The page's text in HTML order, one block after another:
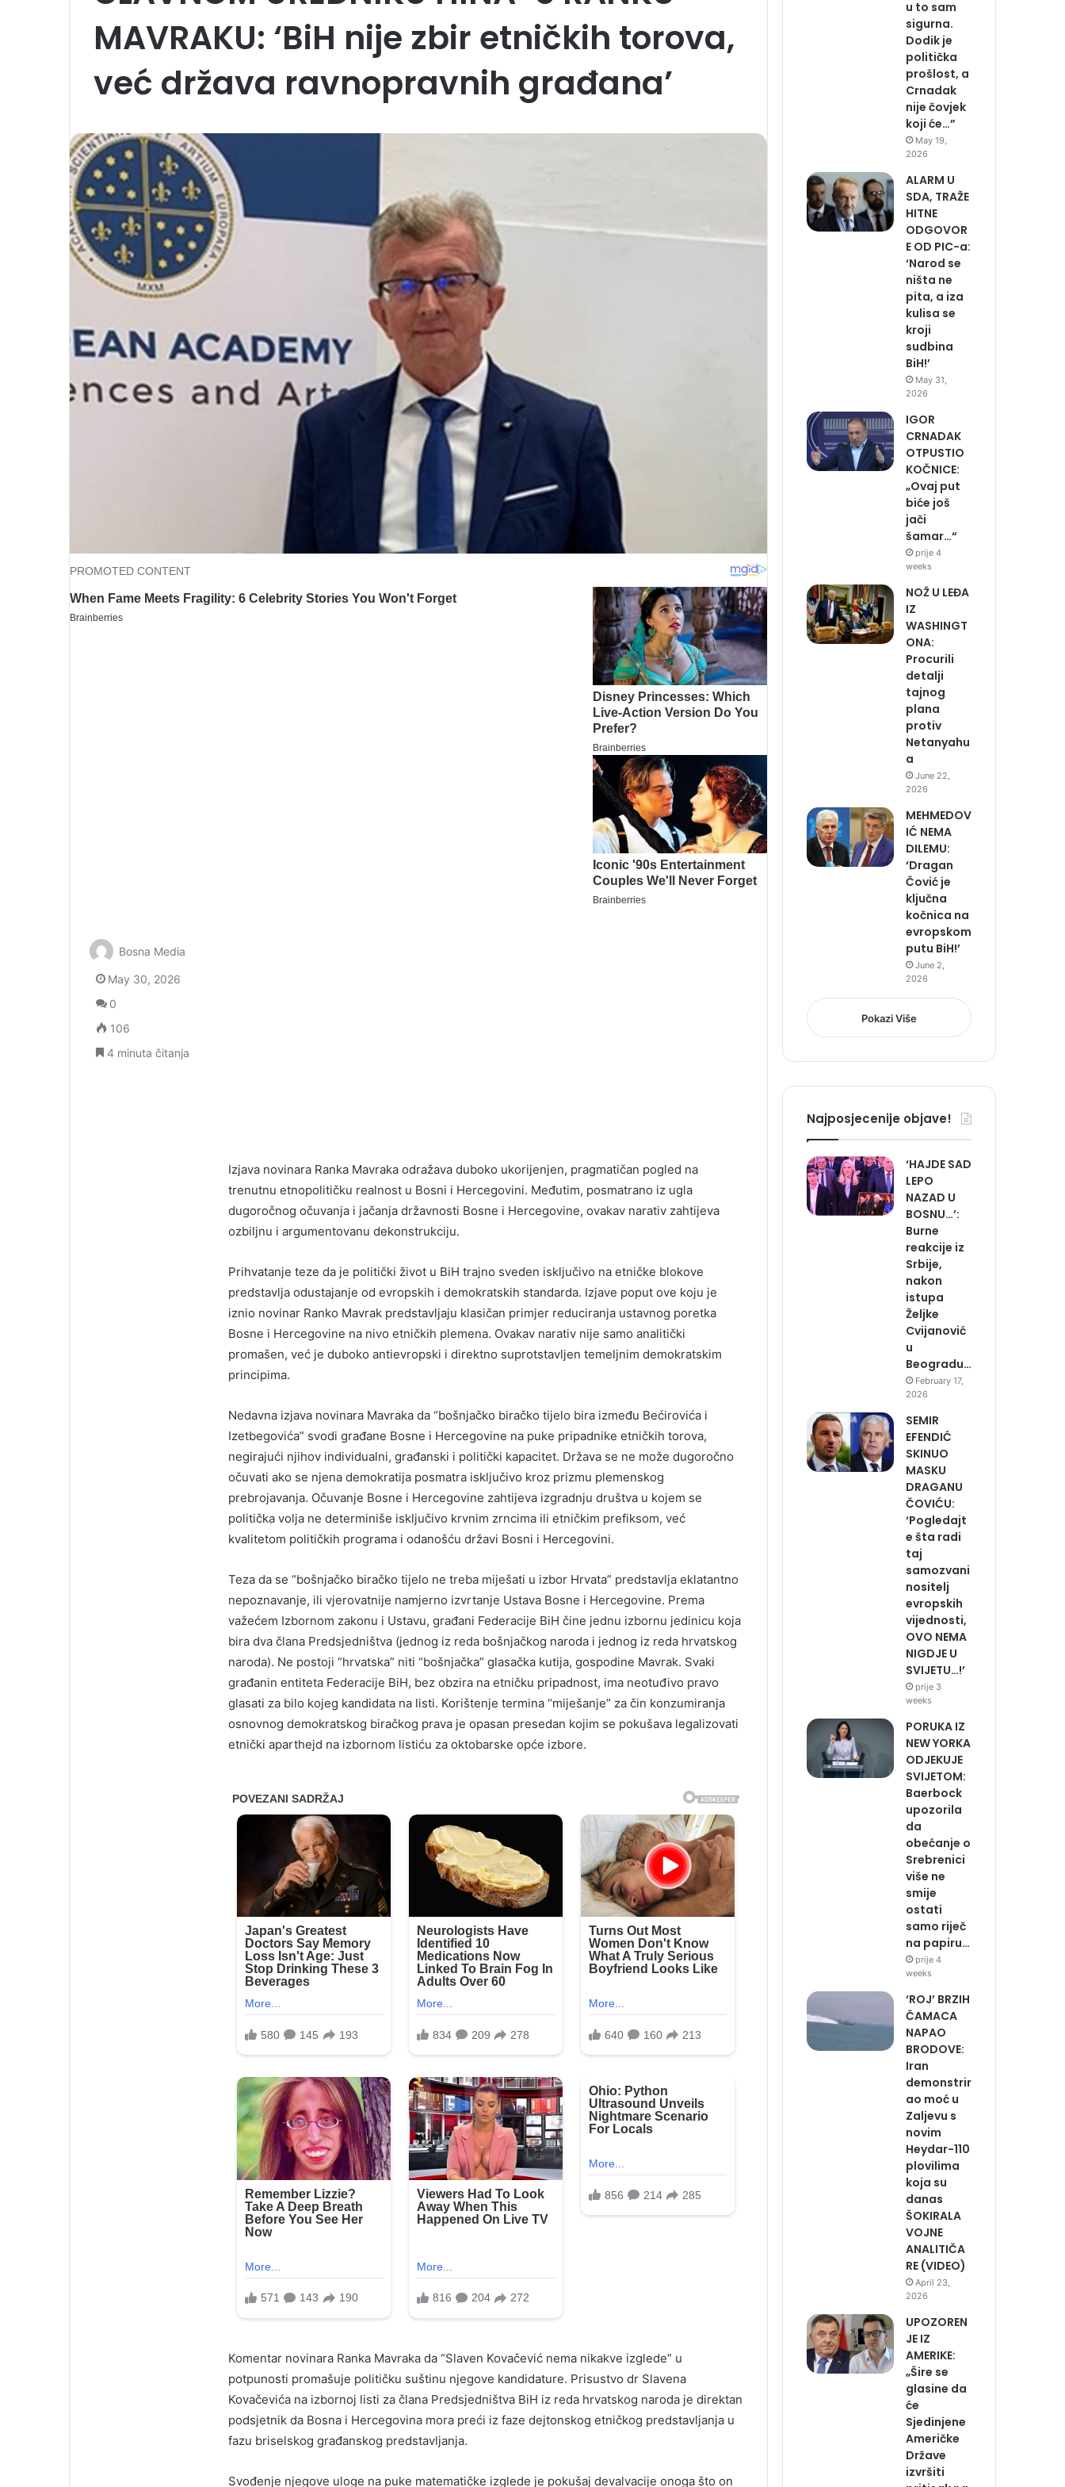
MAVRAKU: ‘BiH nije zbir etničkih torova,
već država ravnopravnih građana’
Izjava novinara Ranka Mavraka odražava duboko ukorijenjen, pragmatičan pogled na
trenutnu etnopolitičku realnost u Bosni i Hercegovini. Međutim, posmatrano iz ugla
dugoročnog očuvanja i jačanja državnosti Bosne i Hercegovine, ovakav narativ zahtijeva
ozbiljnu i argumentovanu dekonstrukciju.
Prihvatanje teze da je politički život u BiH trajno sveden isključivo na etničke blokove
predstavlja odustajanje od evropskih i demokratskih standarda. Izjave poput ove koju je
iznio novinar Ranko Mavrak predstavljaju klasičan primjer reduciranja ustavnog poretka
Bosne i Hercegovine na nivo etničkih plemena. Ovakav narativ nije samo analitički
promašen, već je duboko antievropski i direktno suprotstavljen temeljnim demokratskim
principima.
Nedavna izjava novinara Mavraka da “bošnjačko biračko tijelo bira između Bećirovića i
Izetbegovića” svodi građane Bosne i Hercegovine na puke pripadnike etničkih torova,
negirajući njihov individualni, građanski i politički kapacitet. Država se ne može dugoročno
očuvati ako se njena demokratija posmatra isključivo kroz prizmu plemenskog
prebrojavanja. Očuvanje Bosne i Hercegovine zahtijeva izgradnju društva u kojem se
politička volja ne determiniše isključivo krvnim zrncima ili etničkim prefiksom, već
kvalitetom političkih programa i odanošću državi Bosni i Hercegovini.
Teza da se “bošnjačko biračko tijelo ne treba miješati u izbor Hrvata” predstavlja eklatantno
nepoznavanje, ili vjerovatnije namjerno izvrtanje Ustava Bosne i Hercegovine. Prema
važećem Izbornom zakonu i Ustavu, građani Federacije BiH čine jednu izbornu jedinicu koja
bira dva člana Predsjedništva (jednog iz reda bošnjačkog naroda i jednog iz reda hrvatskog
naroda). Ne postoji “hrvatska” niti “bošnjačka” glasačka kutija, gospodine Mavrak. Svaki
građanin entiteta Federacije BiH, bez obzira na etničku pripadnost, ima neotuđivo pravo
glasati za bilo kojeg kandidata na listi. Korištenje termina “miješanje” za čin konzumiranja
osnovnog demokratskog biračkog prava je opasan presedan kojim se pokušava legalizovati
etnički aparthejd na izbornom listiću za oktobarske opće izbore.
Komentar novinara Ranka Mavraka da “Slaven Kovačević nema nikakve izglede” u
potpunosti promašuje političku suštinu njegove kandidature. Prisustvo dr Slavena
Kovačevića na izbornoj listi za člana Predsjedništva BiH iz reda hrvatskog naroda je direktan
podsjetnik da Bosna i Hercegovina mora preći iz faze dejtonskog etničkog predstavljanja u
fazu briselskog građanskog predstavljanja.
Svođenje njegove uloge na puke matematičke izglede je pokušaj devalvacije onoga što on
Bosna Media
May 30, 2026
0
106
4 minuta čitanja
u to sam
sigurna.
Dodik je
politička
prošlost, a
Crnadak
nije čovjek
koji će…”
May 19,
2026
ALARM U
SDA, TRAŽE
HITNE
ODGOVOR
E OD PIC-a:
‘Narod se
ništa ne
pita, a iza
kulisa se
kroji
sudbina
BiH!’
May 31,
2026
IGOR
CRNADAK
OTPUSTIO
KOČNICE:
„Ovaj put
biće još
jači
šamar…“
prije 4
weeks
NOŽ U LEĐA
IZ
WASHINGT
ONA:
Procurili
detalji
tajnog
plana
protiv
Netanyahu
a
June 22,
2026
MEHMEDOV
IĆ NEMA
DILEMU:
‘Dragan
Čović je
ključna
kočnica na
evropskom
putu BiH!’
June 2,
2026
Pokazi Više
Najposjecenije objave!
‘HAJDE SAD
LEPO
NAZAD U
BOSNU…’:
Burne
reakcije iz
Srbije,
nakon
istupa
Željke
Cvijanović
u
Beogradu…
February 17,
2026
SEMIR
EFENDIĆ
SKINUO
MASKU
DRAGANU
ČOVIĆU:
‘Pogledajt
e šta radi
taj
samozvani
nositelj
evropskih
vijednosti,
OVO NEMA
NIGDJE U
SVIJETU…!’
prije 3
weeks
PORUKA IZ
NEW YORKA
ODJEKUJE
SVIJETOM:
Baerbock
upozorila
da
obećanje o
Srebrenici
više ne
smije
ostati
samo riječ
na papiru…
prije 4
weeks
‘ROJ’ BRZIH
ČAMACA
NAPAO
BRODOVE:
Iran
demonstrir
ao moć u
Zaljevu s
novim
Heydar-110
plovilima
koja su
danas
ŠOKIRALA
VOJNE
ANALITIČA
RE (VIDEO)
April 23,
2026
UPOZOREN
JE IZ
AMERIKE:
„Šire se
glasine da
će
Sjedinjene
Američke
Države
izvršiti